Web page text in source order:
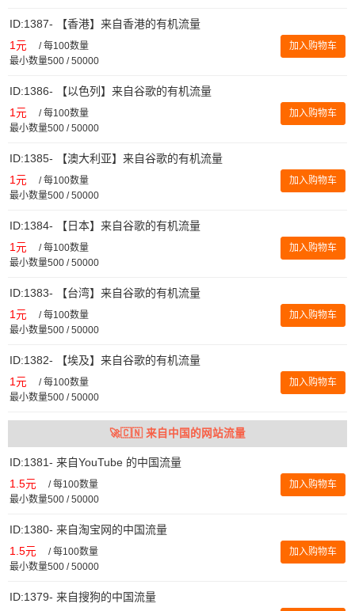
ID:1387- 【香港】来自香港的有机流量
1元 /每100数量
最小数量500 / 50000
加入购物车
ID:1386- 【以色列】来自谷歌的有机流量
1元 /每100数量
最小数量500 / 50000
加入购物车
ID:1385- 【澳大利亚】来自谷歌的有机流量
1元 /每100数量
最小数量500 / 50000
加入购物车
ID:1384- 【日本】来自谷歌的有机流量
1元 /每100数量
最小数量500 / 50000
加入购物车
ID:1383- 【台湾】来自谷歌的有机流量
1元 /每100数量
最小数量500 / 50000
加入购物车
ID:1382- 【埃及】来自谷歌的有机流量
1元 /每100数量
最小数量500 / 50000
加入购物车
🚀🇨🇳 来自中国的网站流量
ID:1381- 来自YouTube 的中国流量
1.5元 /每100数量
最小数量500 / 50000
加入购物车
ID:1380- 来自淘宝网的中国流量
1.5元 /每100数量
最小数量500 / 50000
加入购物车
ID:1379- 来自搜狗的中国流量